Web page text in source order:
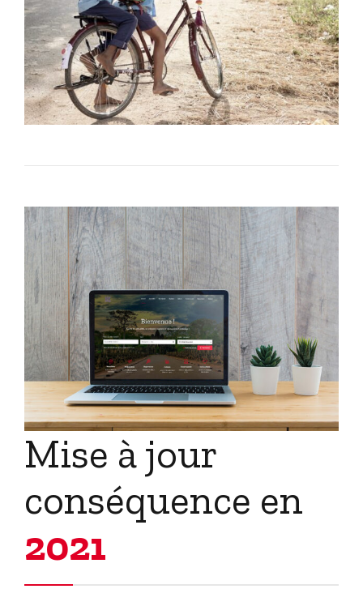
Mise à jour
conséquence en
2021